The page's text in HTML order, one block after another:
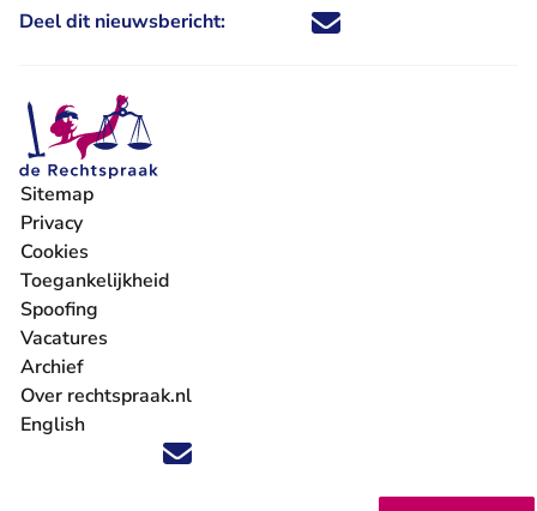
Deel dit nieuwsbericht: Deel dit nieuwsbericht via X -
Deel dit nieuwsbericht via
Deel dit nieuwsbericht
Deel dit
Volg ons op X (Twitter) - U verlaat Rechtspraak.nl
Volg ons op Facebook - U verlaat Rechtspraak.nl
Volg ons op Instagram - U verlaat Rechtspraak.nl
Volg ons op Youtube - U verlaat Rechtspraak.nl
Volg ons op LinkedIn - U verlaat
'Blijf op de hoogte' nieuwsbrief - U verlaat
Sitemap
Privacy
Cookies
Toegankelijkheid
Spoofing
Vacatures
- U verlaat Rechtspraak.nl
Archief
Over rechtspraak.nl
English